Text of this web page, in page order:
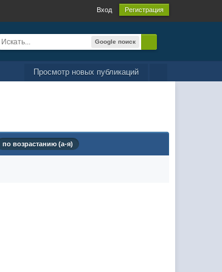
Вход Регистрация
Google поиск
Просмотр новых публикаций
по возрастанию (а-я)